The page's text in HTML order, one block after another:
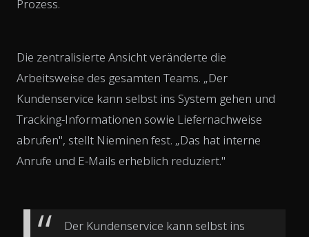
Prozess.
Die zentralisierte Ansicht veränderte die
Arbeitsweise des gesamten Teams. „Der
Kundenservice kann selbst ins System gehen und
Tracking-Informationen sowie Liefernachweise
abrufen", stellt Nieminen fest. „Das hat interne
Anrufe und E-Mails erheblich reduziert."
Der Kundenservice kann selbst ins